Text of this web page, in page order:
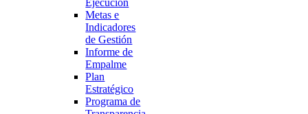
Ejecución
Metas e
Indicadores
de Gestión
Informe de
Empalme
Plan
Estratégico
Programa de